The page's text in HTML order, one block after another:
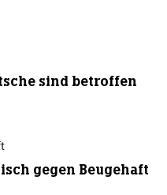
sind betroffen
gegen Beugehaft